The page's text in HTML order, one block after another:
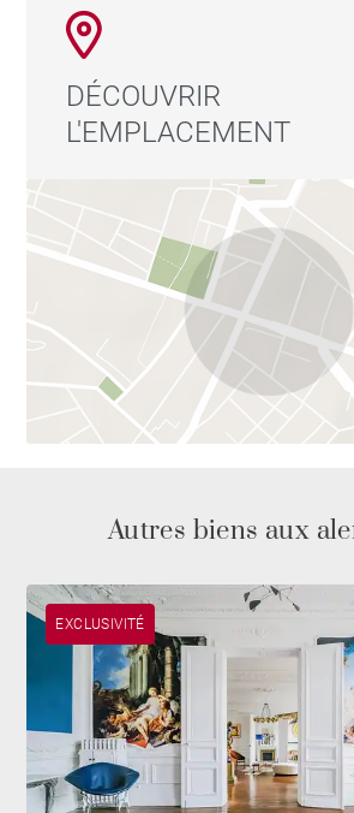
DÉCOUVRIR
L'EMPLACEMENT
Autres biens aux
EXCLUSIVITÉ